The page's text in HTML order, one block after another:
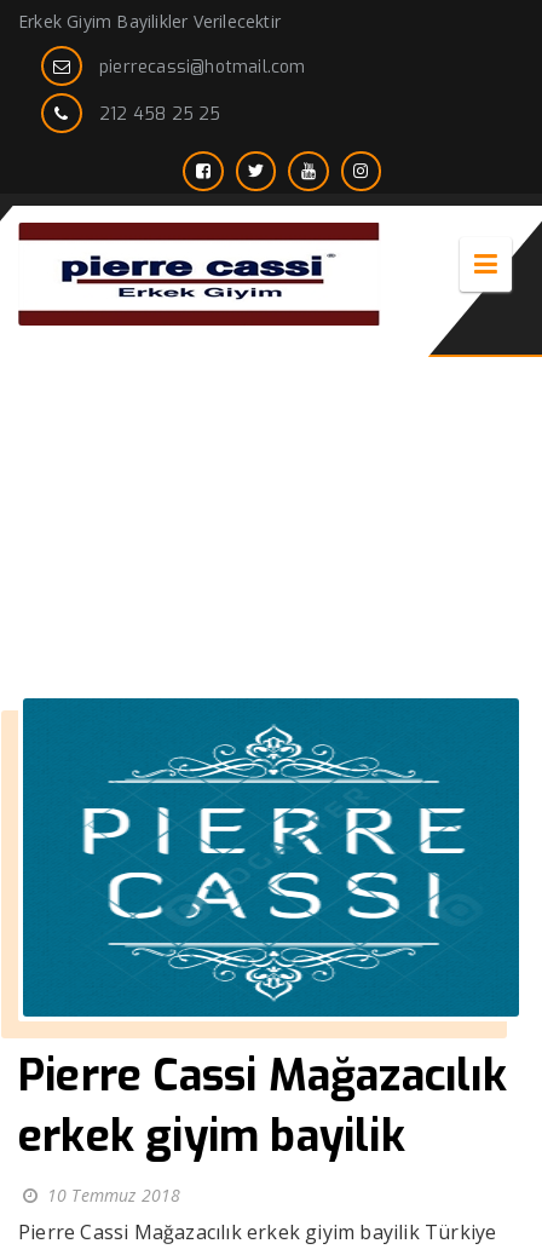
Erkek Giyim Bayilikler Verilecektir
pierrecassi@hotmail.com
212 458 25 25
Pierre Cassi Mağazacılık
erkek giyim bayilik
10 Temmuz 2018
Pierre Cassi Mağazacılık erkek giyim bayilik Türkiye